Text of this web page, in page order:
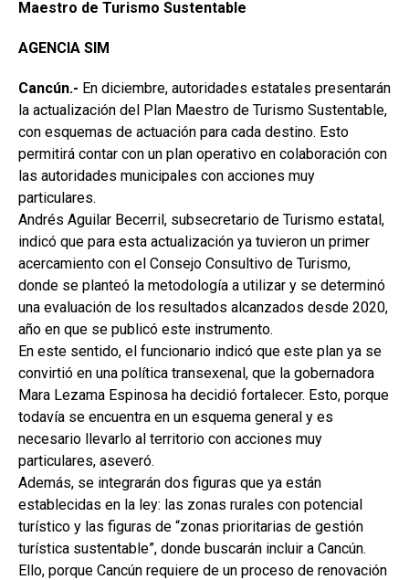
Maestro de Turismo Sustentable
AGENCIA SIM
Cancún.- En diciembre, autoridades estatales presentarán
la actualización del Plan Maestro de Turismo Sustentable,
con esquemas de actuación para cada destino. Esto
permitirá contar con un plan operativo en colaboración con
las autoridades municipales con acciones muy
particulares.
Andrés Aguilar Becerril, subsecretario de Turismo estatal,
indicó que para esta actualización ya tuvieron un primer
acercamiento con el Consejo Consultivo de Turismo,
donde se planteó la metodología a utilizar y se determinó
una evaluación de los resultados alcanzados desde 2020,
año en que se publicó este instrumento.
En este sentido, el funcionario indicó que este plan ya se
convirtió en una política transexenal, que la gobernadora
Mara Lezama Espinosa ha decidió fortalecer. Esto, porque
todavía se encuentra en un esquema general y es
necesario llevarlo al territorio con acciones muy
particulares, aseveró.
Además, se integrarán dos figuras que ya están
establecidas en la ley: las zonas rurales con potencial
turístico y las figuras de “zonas prioritarias de gestión
turística sustentable”, donde buscarán incluir a Cancún.
Ello, porque Cancún requiere de un proceso de renovación